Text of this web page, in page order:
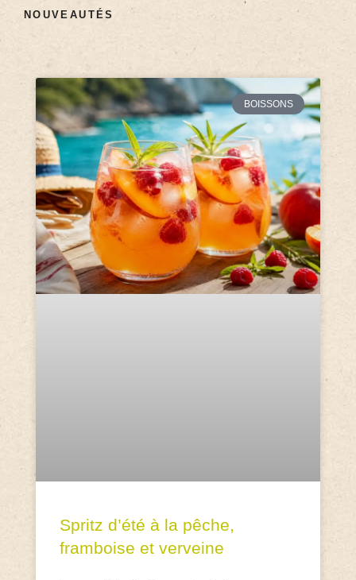
NOUVEAUTÉS
BOISSONS
Spritz d’été à la pêche,
framboise et verveine